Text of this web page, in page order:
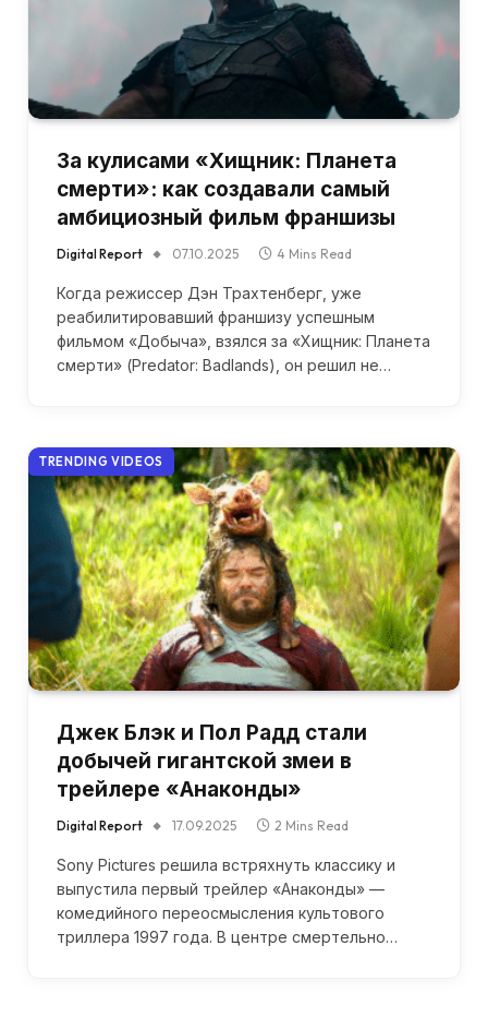
За кулисами «Хищник: Планета
смерти»: как создавали самый
амбициозный фильм франшизы
Digital Report 07.10.2025 4 Mins Read
Когда режиссер Дэн Трахтенберг, уже
реабилитировавший франшизу успешным
фильмом «Добыча», взялся за «Хищник: Планета
смерти» (Predator: Badlands), он решил не…
TRENDING VIDEOS
Джек Блэк и Пол Радд стали
добычей гигантской змеи в
трейлере «Анаконды»
Digital Report 17.09.2025 2 Mins Read
Sony Pictures решила встряхнуть классику и
выпустила первый трейлер «Анаконды» —
комедийного переосмысления культового
триллера 1997 года. В центре смертельно…